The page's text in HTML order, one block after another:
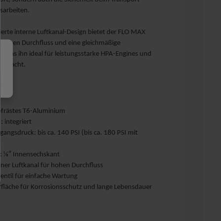
interne Luftkanal-Design bietet der FLO MAX
hohen Durchfluss und eine gleichmäßige
was ihn ideal für leistungsstarke HPA-Engines und
macht.
T6-Aluminium
integriert
bis ca. 140 PSI (bis ca. 180 PSI mit
⅛″ Innensechskant
Luftkanal für hohen Durchfluss
für einfache Wartung
für Korrosionsschutz und lange Lebensdauer